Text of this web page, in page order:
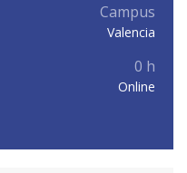
Campus
Valencia
0 h
Online